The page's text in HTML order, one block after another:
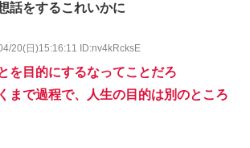
話をするこれいかに
20(日)15:16:11 ID:nv4kRcksE
を目的にするなってことだろ
まで過程で、人生の目的は別のところ